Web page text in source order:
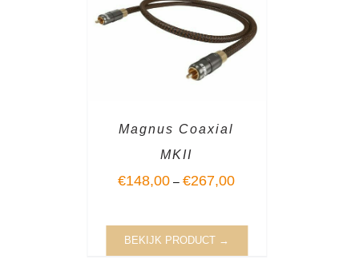
Magnus Coaxial
MKII
€148,00 –€267,00
BEKIJK PRODUCT →